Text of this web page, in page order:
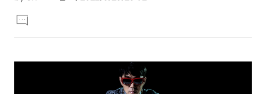
문
댓
글